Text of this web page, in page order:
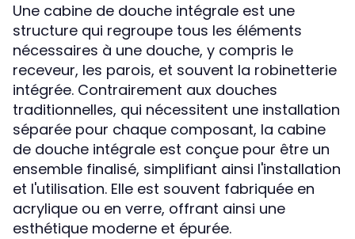
Une cabine de douche intégrale est une
structure qui regroupe tous les éléments
nécessaires à une douche, y compris le
receveur, les parois, et souvent la robinetterie
intégrée. Contrairement aux douches
traditionnelles, qui nécessitent une installation
séparée pour chaque composant, la cabine
de douche intégrale est conçue pour être un
ensemble finalisé, simplifiant ainsi l'installation
et l'utilisation. Elle est souvent fabriquée en
acrylique ou en verre, offrant ainsi une
esthétique moderne et épurée.